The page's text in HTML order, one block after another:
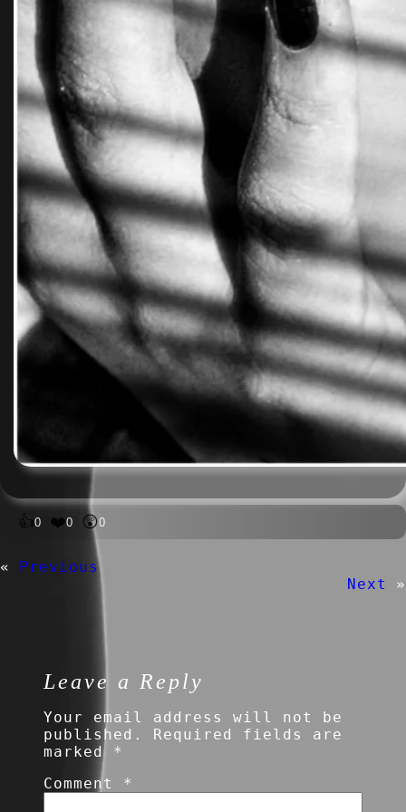
👍0 ❤️0 😲0
«
Previous
Next
»
Leave a Reply
Your email address will not be
published.
Required fields are
marked *
Comment *